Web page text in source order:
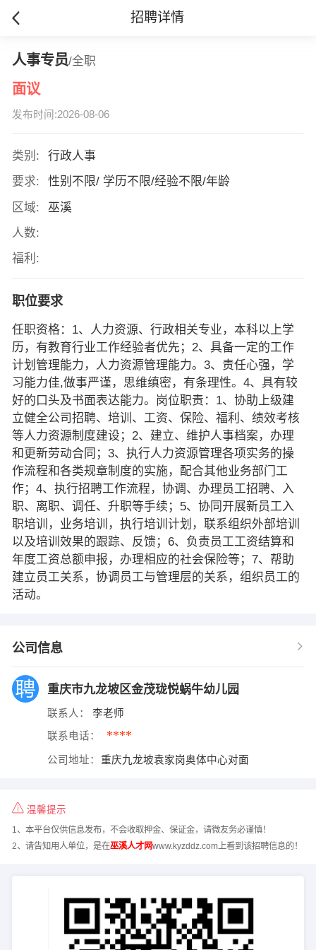
招聘详情
人事专员/全职
面议
发布时间:2026-08-06
类别:
行政人事
要求:
性别不限/ 学历不限/经验不限/年龄
区域:
巫溪
人数:
福利:
职位要求
任职资格：1、人力资源、行政相关专业，本科以上学
历，有教育行业工作经验者优先；2、具备一定的工作
计划管理能力，人力资源管理能力。3、责任心强，学
习能力佳,做事严谨，思维缜密，有条理性。4、具有较
好的口头及书面表达能力。岗位职责：1、协助上级建
立健全公司招聘、培训、工资、保险、福利、绩效考核
等人力资源制度建设；2、建立、维护人事档案，办理
和更新劳动合同；3、执行人力资源管理各项实务的操
作流程和各类规章制度的实施，配合其他业务部门工
作；4、执行招聘工作流程，协调、办理员工招聘、入
职、离职、调任、升职等手续；5、协同开展新员工入
职培训，业务培训，执行培训计划，联系组织外部培训
以及培训效果的跟踪、反馈；6、负责员工工资结算和
年度工资总额申报，办理相应的社会保险等；7、帮助
建立员工关系，协调员工与管理层的关系，组织员工的
活动。
公司信息
重庆市九龙坡区金茂珑悦蜗牛幼儿园
联系人： 李老师
联系电话： ****
公司地址： 重庆九龙坡袁家岗奥体中心对面
温馨提示
1、本平台仅供信息发布，不会收取押金、保证金，请微友务必谨慎！
2、请告知用人单位，是在巫溪人才网www.kyzddz.com上看到该招聘信息的！